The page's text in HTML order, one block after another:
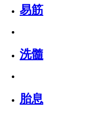
易筋
洗髓
胎息